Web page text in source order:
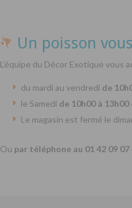
Un poisson
L’équipe du Décor Exotique vous
du mardi au vendredi de
le Samedi de 10h00 à
Le magasin est fermé le
Ou par téléphone au 01 42 09 07